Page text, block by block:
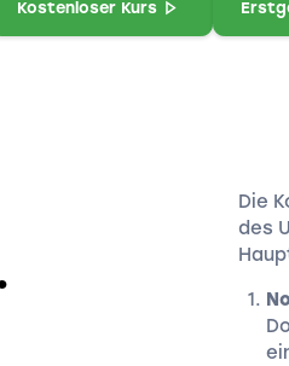
Kostenloser Kurs
Die
des